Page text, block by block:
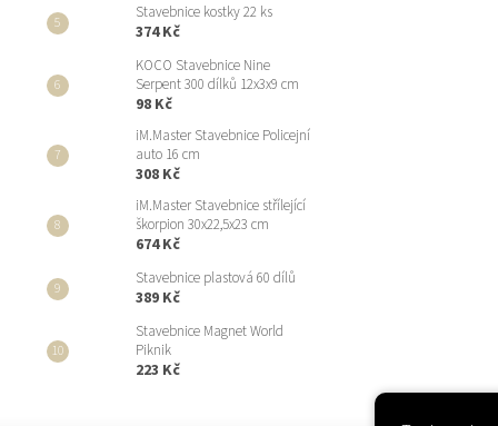
Stavebnice kostky 22 ks
374 Kč
KOCO Stavebnice Nine
Serpent 300 dílků 12x3x9 cm
98 Kč
iM.Master Stavebnice Policejní
auto 16 cm
308 Kč
iM.Master Stavebnice střílející
škorpion 30x22,5x23 cm
674 Kč
Stavebnice plastová 60 dílů
389 Kč
Stavebnice Magnet World
Piknik
223 Kč